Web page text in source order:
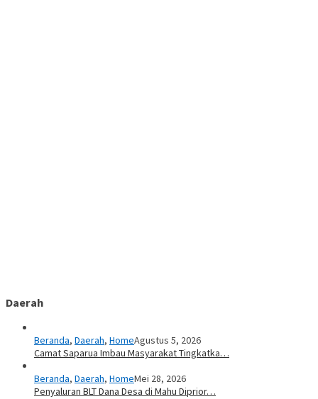
Daerah
Beranda, Daerah, HomeAgustus 5, 2026
Camat Saparua Imbau Masyarakat Tingkatka…
Beranda, Daerah, HomeMei 28, 2026
Penyaluran BLT Dana Desa di Mahu Diprior…